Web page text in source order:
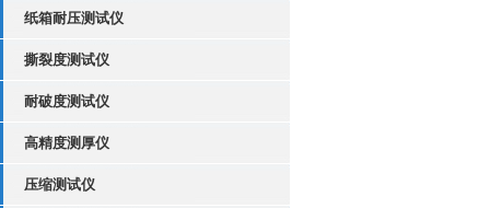
纸箱耐压测试仪
撕裂度测试仪
耐破度测试仪
高精度测厚仪
压缩测试仪